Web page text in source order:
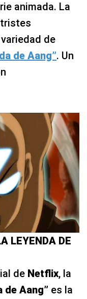
animada. La
tristes
de
de Aang”. Un
LEYENDA DE
de Netflix, la
de Aang” es la